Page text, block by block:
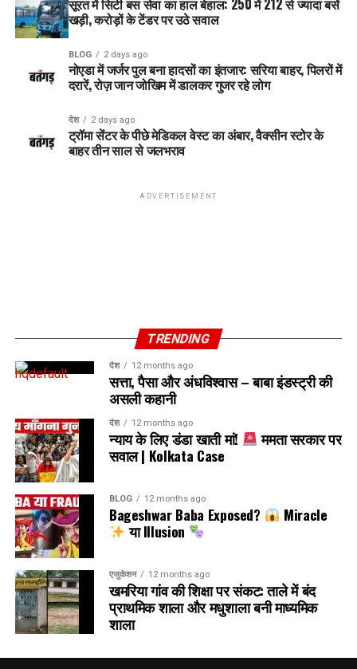
तो यह आंदोलन और भी व्यापक रूप लेगा।
फिलहाल, छात्रों की मांग है कि जो भी आगामी परीक्षाएं हों, वे पूरी शुचिता
न टूटे। अब देखना यह है कि छात्र शक्ति के इस आक्रोश पर केंद्र सरकार
और एनटीए क्या ठोस कदम उठाते हैं।
RELATED TOPICS:
UP NEXT
खड़ी, करोड़ों के टेंडर पर उठे सवाल
BLOG 2 days ago
नोएडा में जर्जर पुल बना हादसों का इंतजार: सरिया बाहर, पिलरों में
दरारें, रोज़ जान जोखिम में डालकर गुजर रहे लोग
देश 2 days ago
ट्रॉमा सेंटर के पीछे मेडिकल वेस्ट का अंबार, वैक्सीन स्टोर के
बाहर तीन साल से जलभराव
ADVERTISEMENT
TRENDING
देश 12 months ago
सत्ता, पैसा और अंधविश्वास – बाबा इंडस्ट्री की
असली कहानी
देश 12 months ago
न्याय के लिए डंडा खाती मां!
ममता सरकार पर
सवाल | Kolkata Case
BLOG 12 months ago
Bageshwar Baba Exposed?
Miracle
या Illusion
एजुकेशन 12 months ago
खमरिया गांव की शिक्षा पर संकट: ताले में बंद
प्राथमिक शाला और मधुशाला बनी माध्यमिक
शाला